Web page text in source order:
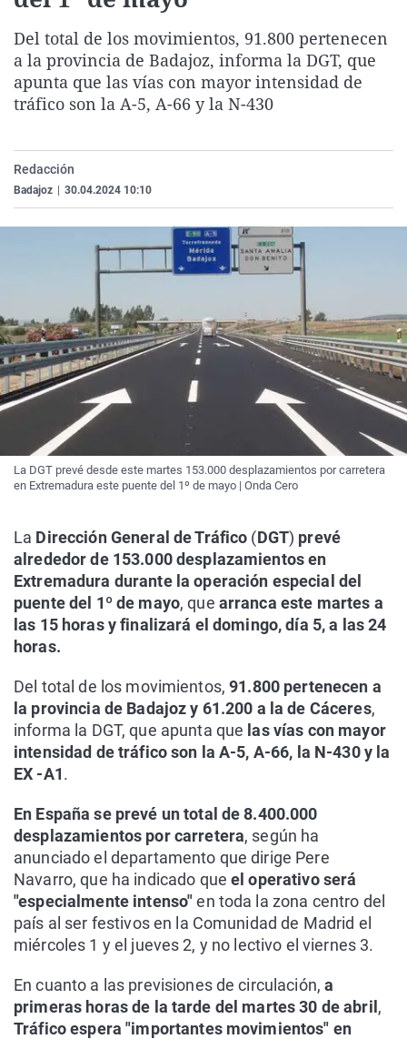
Gente viajera
Como el perro y el
Retornados
Equipo de
Operación Viuda
Galicia
La Rioja
Navarra
Televisión
Elecciones
Del total de los movimientos, 91.800 pertenecen
a la provincia de Badajoz, informa la DGT, que
apunta que las vías con mayor intensidad de
tráfico son la A-5, A-66 y la N-430
Redacción
Badajoz 30.04.2024 10:10
La DGT prevé desde este martes 153.000 desplazamientos por carretera
en Extremadura este puente del 1º de mayo | Onda Cero
La Dirección General de Tráfico (DGT) prevé
alrededor de 153.000 desplazamientos en
Extremadura durante la operación especial del
puente del 1º de mayo, que arranca este martes a
las 15 horas y finalizará el domingo, día 5, a las 24
horas.
Del total de los movimientos,91.800 pertenecen a
la provincia de Badajoz y 61.200 a la de Cáceres,
informa la DGT, que apunta que las vías con mayor
intensidad de tráfico son la A-5, A-66, la N-430 y la
EX -A1.
En España se prevé un total de 8.400.000
desplazamientos por carretera, según ha
anunciado el departamento que dirige Pere
Navarro, que ha indicado queel operativo será
"especialmente intenso"en toda la zona centro del
país al ser festivos en la Comunidad de Madrid el
miércoles 1 y el jueves 2, y no lectivo el viernes 3.
En cuanto a las previsiones de circulación,a
primeras horas de la tarde del martes 30 de abril ,
Tráfico espera "importantes movimientos" en